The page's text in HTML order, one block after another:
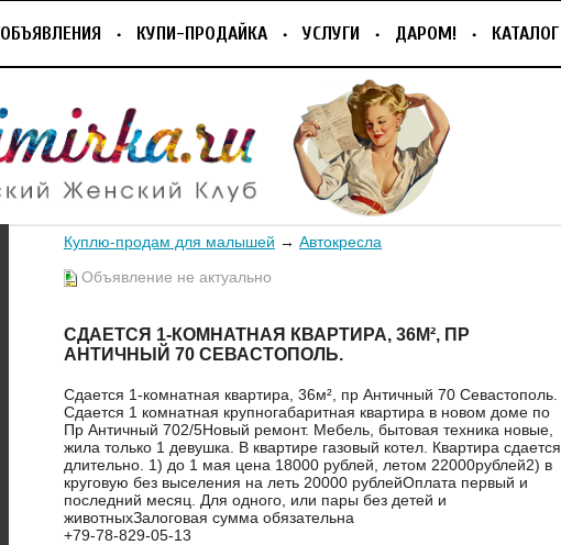
ОБЪЯВЛЕНИЯ КУПИ-ПРОДАЙКА УСЛУГИ ДАРОМ! КАТАЛОГ
Куплю-продам для малышей → Автокресла
Объявление не актуально
СДАЕТСЯ 1-КОМНАТНАЯ КВАРТИРА, 36М², ПР
АНТИЧНЫЙ 70 СЕВАСТОПОЛЬ.
Сдается 1-комнатная квартира, 36м², пр Античный 70 Севастополь.
Сдается 1 комнатная крупногабаритная квартира в новом доме по
Пр Античный 702/5Новый ремонт. Мебель, бытовая техника новые,
жила только 1 девушка. В квартире газовый котел. Квартира сдается
длительно. 1) до 1 мая цена 18000 рублей, летом 22000рублей2) в
круговую без выселения на леть 20000 рублейОплата первый и
последний месяц. Для одного, или пары без детей и
животныхЗалоговая сумма обязательна
+79-78-829-05-13